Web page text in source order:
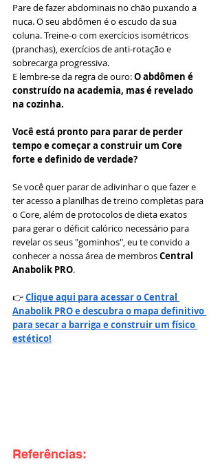
Pare de fazer abdominais no chão puxando a
nuca. O seu abdômen é o escudo da sua
coluna. Treine-o com exercícios isométricos
(pranchas), exercícios de anti-rotação e
sobrecarga progressiva.
E lembre-se da regra de ouro: O abdômen é
construído na academia, mas é revelado
na cozinha.
Você está pronto para parar de perder
tempo e começar a construir um Core
forte e definido de verdade?
Se você quer parar de adivinhar o que fazer e
ter acesso a planilhas de treino completas para
o Core, além de protocolos de dieta exatos
para gerar o déficit calórico necessário para
revelar os seus "gominhos", eu te convido a
conhecer a nossa área de membros Central
Anabolik PRO.
👉 Clique aqui para acessar o Central
Anabolik PRO e descubra o mapa definitivo
para secar a barriga e construir um físico
estético!
Referências: